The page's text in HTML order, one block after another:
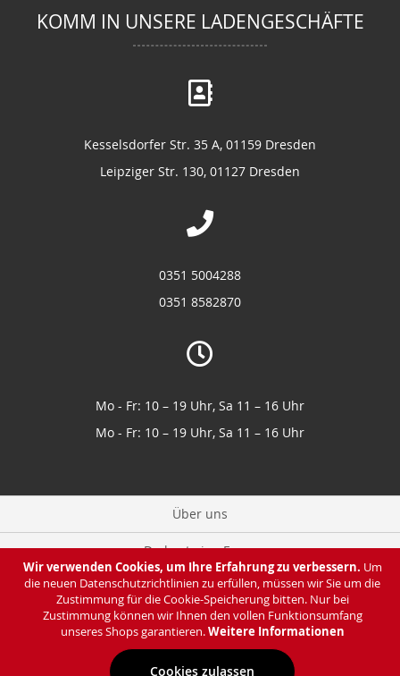
Wir verwenden Cookies, um Ihre Erfahrung zu verbessern. Um
die neuen Datenschutzrichtlinien zu erfüllen, müssen wir Sie um die
Zustimmung für die Cookie-Speicherung bitten. Nur bei
Zustimmung können wir Ihnen den vollen Funktionsumfang
unseres Shops garantieren.Weitere Informationen
Cookies zulassen
KOMM IN UNSERE LADENGESCHÄFTE
Kesselsdorfer Str. 35 A, 01159 Dresden
Leipziger Str. 130, 01127 Dresden
0351 5004288
0351 8582870
Mo - Fr: 10 – 19 Uhr, Sa 11 – 16 Uhr
Mo - Fr: 10 – 19 Uhr, Sa 11 – 16 Uhr
Über uns
Du hast eine Frage
Zahlung & Lieferung
Datenschutz